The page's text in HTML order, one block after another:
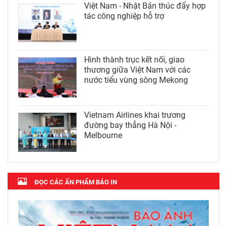
Việt Nam - Nhật Bản thúc đẩy hợp
tác công nghiệp hỗ trợ
Hình thành trục kết nối, giao
thương giữa Việt Nam với các
nước tiểu vùng sông Mekong
Vietnam Airlines khai trương
đường bay thẳng Hà Nội -
Melbourne
ĐỌC CÁC ẤN PHẨM BÁO IN